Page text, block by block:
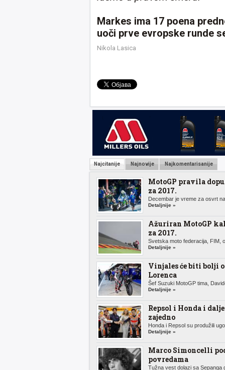
Markes ima 17 poena
uoči prve evropske runde
Nikola Lasica
Najcitanije Najnovije Najkomentarisanije
MotoGP pravila
za 2017.
Decembar je vreme za osvrt
Detaljnije »
Ažuriran MotoGP
za 2017.
Svetska moto federacija, FIM,
Detaljnije »
Vinjales će biti bolji
Lorenca
Šef Suzuki MotoGP tima,
Detaljnije »
Repsol i Honda i dalje
zajedno
Honda i Repsol su produžili
Detaljnije »
Marco Simoncelli
povredama
Tužna vest dolazi sa Sepanga